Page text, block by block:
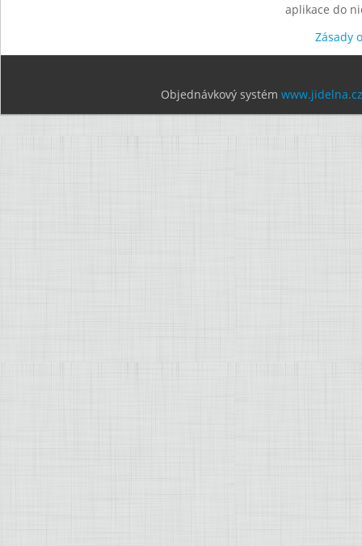
aplikace do
Zásady
Objednávkový systém www.jidelna.cz